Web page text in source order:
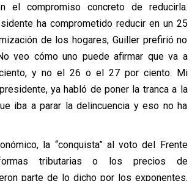
el compromiso concreto de reducirla.
ha comprometido reducir en un 25
de los hogares, Guiller prefirió no
veo cómo uno puede afirmar que va a
y no el 26 o el 27 por ciento. Mi
ya habló de poner la tranca a la
iba a parar la delincuencia y eso no ha
la “conquista” al voto del Frente
tributarias o los precios de
parte de lo dicho por los exponentes.